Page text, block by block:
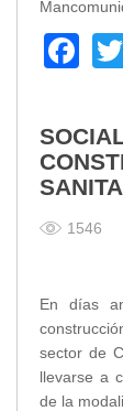
1546
En días
sector de
llevarse a
de la
Biblioteca
GACETA
Convenios
Cumplimiento
Concursos
Servicio
Consulta